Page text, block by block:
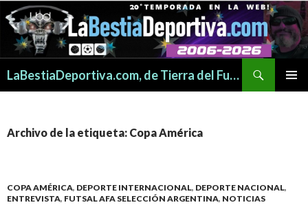
LaBestiaDeportiva.com, de Tierra del Fuego para todo el mundo
Archivo de la etiqueta: Copa América
COPA AMÉRICA, DEPORTE INTERNACIONAL, DEPORTE NACIONAL,
ENTREVISTA, FUTSAL AFA SELECCIÓN ARGENTINA, NOTICIAS